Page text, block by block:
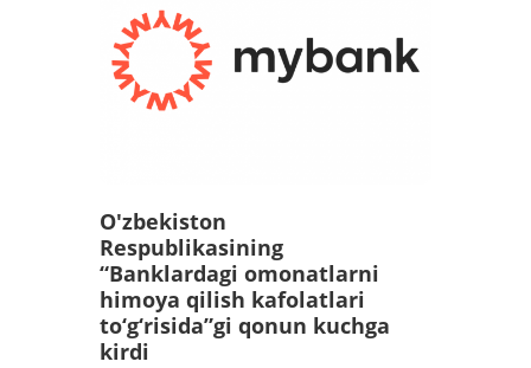
O'zbekiston
Respublikasining
“Banklardagi omonatlarni
himoya qilish kafolatlari
to‘g‘risida”gi qonun kuchga
kirdi